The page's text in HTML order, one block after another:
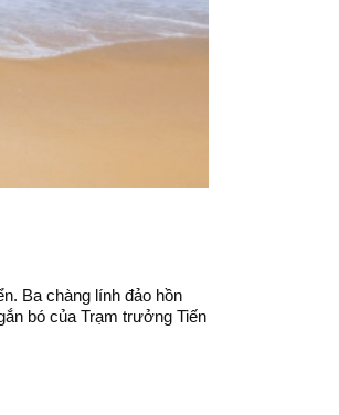
Ba chàng lính đảo hồn
bó của Trạm trưởng Tiến